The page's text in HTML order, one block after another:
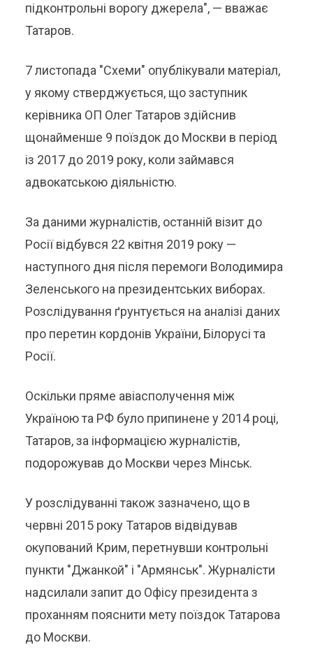
підконтрольні ворогу джерела", — вважає
Татаров.
7 листопада "Схеми" опублікували матеріал,
у якому стверджується, що заступник
керівника ОП Олег Татаров здійснив
щонайменше 9 поїздок до Москви в період
із 2017 до 2019 року, коли займався
адвокатською діяльністю.
За даними журналістів, останній візит до
Росії відбувся 22 квітня 2019 року —
наступного дня після перемоги Володимира
Зеленського на президентських виборах.
Розслідування ґрунтується на аналізі даних
про перетин кордонів України, Білорусі та
Росії.
Оскільки пряме авіасполучення між
Україною та РФ було припинене у 2014 році,
Татаров, за інформацією журналістів,
подорожував до Москви через Мінськ.
У розслідуванні також зазначено, що в
червні 2015 року Татаров відвідував
окупований Крим, перетнувши контрольні
пункти "Джанкой" і "Армянськ". Журналісти
надсилали запит до Офісу президента з
проханням пояснити мету поїздок Татарова
до Москви.